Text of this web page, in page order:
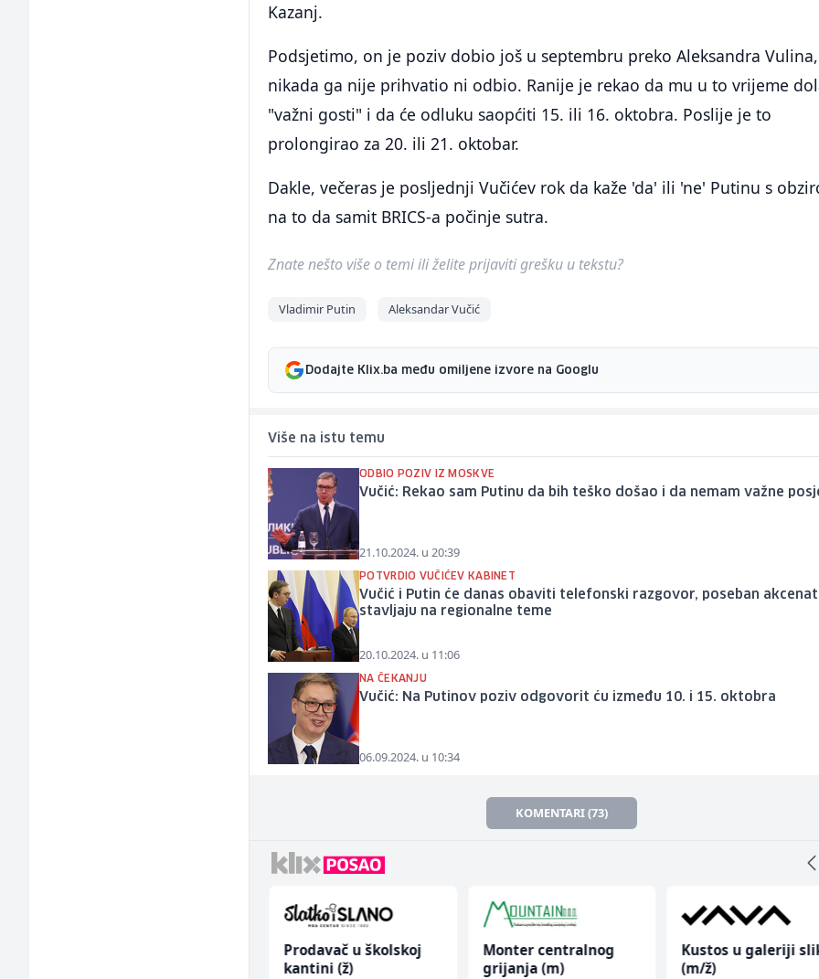
Kazanj.
Podsjetimo, on je poziv dobio još u septembru preko Aleksandra
nikada ga nije prihvatio ni odbio. Ranije je rekao da mu u to vrijeme
"važni gosti" i da će odluku saopćiti 15. ili 16. oktobra. Poslije je to
prolongirao za 20. ili 21. oktobar.
Dakle, večeras je posljednji Vučićev rok da kaže 'da' ili 'ne' Putinu s
na to da samit BRICS-a počinje sutra.
Znate nešto više o temi ili želite prijaviti grešku u tekstu?
Vladimir Putin Aleksandar Vučić
Dodajte Klix.ba među omiljene izvore na Googlu
Više na istu temu
ODBIO POZIV IZ MOSKVE
Vučić: Rekao sam Putinu da bih teško došao i da nemam važne
21.10.2024. u 20:39
POTVRDIO VUČIĆEV KABINET
Vučić i Putin će danas obaviti telefonski razgovor, poseban akcenat
stavljaju na regionalne teme
20.10.2024. u 11:06
NA ČEKANJU
Vučić: Na Putinov poziv odgovorit ću između 10. i 15. oktobra
06.09.2024. u 10:34
KOMENTARI (73)
Prodavač u školskoj
kantini (ž)
Monter centralnog
grijanja (m)
Kustos u galeriji
(m/ž)